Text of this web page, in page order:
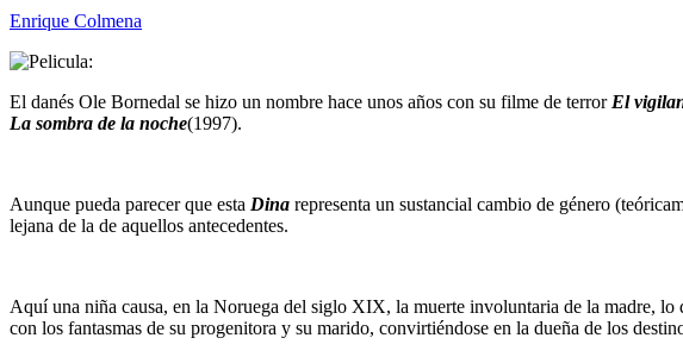
Enrique Colmena
El danés Ole Bornedal se hizo un nombre hace unos años con su filme de terror El
La sombra de la noche(1997).
Aunque pueda parecer que esta Dina representa un sustancial cambio de género
lejana de la de aquellos antecedentes.
Aquí una niña causa, en la Noruega del siglo XIX, la muerte involuntaria de la madre,
con los fantasmas de su progenitora y su marido, convirtiéndose en la dueña de los